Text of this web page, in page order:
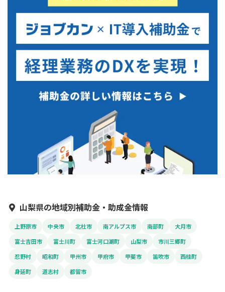
山梨県の地域別補助金・助成金情報
上野原市 中央市 北杜市 南アルプス市 南部町
大月市
富士吉田市
富士川町 富士河口湖町 山梨市
市川三郷町
忍野村
昭和町 甲州市 甲府市 甲斐市 笛吹市
西桂町
身延町
道志村 都留市